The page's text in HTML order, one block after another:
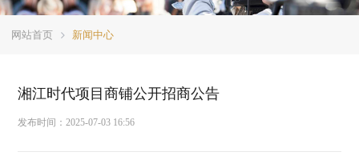
网站首页 新闻中心
湘江时代项目商铺公开招商公告
发布时间： 2025-07-03 16:56